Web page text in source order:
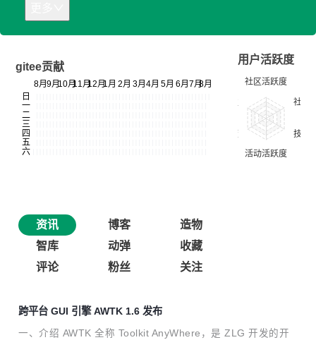
gitee贡献
用户活跃度
资讯 博客
造物
智库
动弹
收藏
评论
粉丝 关注
跨平台 GUI 引擎 AWTK 1.6 发布
一、介绍 AWTK 全称 Toolkit AnyWhere，是 ZLG 开发的开